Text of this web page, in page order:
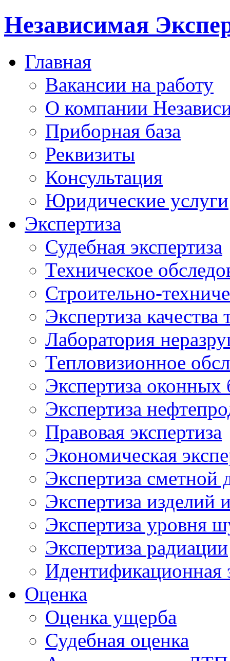
Независимая
Главная
Вакансии на работу
О компании
Приборная база
Реквизиты
Консультация
Юридические услуги
Экспертиза
Судебная экспертиза
Техническое
Строительно-
Экспертиза качества
Лаборатория
Тепловизионное
Экспертиза оконных
Экспертиза
Правовая экспертиза
Экономическая
Экспертиза сметной
Экспертиза изделий
Экспертиза уровня
Экспертиза радиации
Идентификационная
Оценка
Оценка ущерба
Судебная оценка